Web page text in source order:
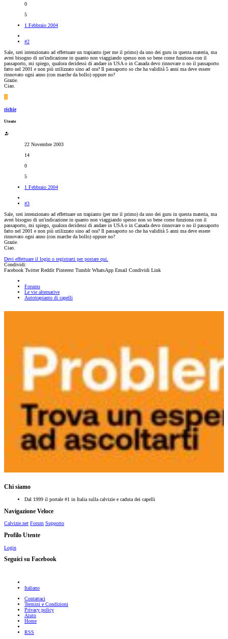
0
5
1 Febbraio 2004
#2
Sale, srei intenzionato ad effettuare un trapianto (per me il primo) da uno dei guru in questa materia, ma
avrei bisogno di un'indicazione in quanto non viaggiando spesso non so bene come funziona con il
passaporto, mi spiego, qualora decidessi di andare in USA o in Canada devo rinnovare o no il passaporto
fatto nel 2001 e non più utilizzato sino ad ora? Il passaporto so che ha validità 5 anni ma deve essere
rinnovato ogni anno (con marche da bollo) oppure no?
Grazie.
Ciao.
R
richie
Utente
22 Novembre 2003
14
0
5
1 Febbraio 2004
#3
Sale, srei intenzionato ad effettuare un trapianto (per me il primo) da uno dei guru in questa materia, ma
avrei bisogno di un'indicazione in quanto non viaggiando spesso non so bene come funziona con il
passaporto, mi spiego, qualora decidessi di andare in USA o in Canada devo rinnovare o no il passaporto
fatto nel 2001 e non più utilizzato sino ad ora? Il passaporto so che ha validità 5 anni ma deve essere
rinnovato ogni anno (con marche da bollo) oppure no?
Grazie.
Ciao.
Devi effettuare il login o registrarti per postare qui.
Condividi:
Facebook Twitter Reddit Pinterest Tumblr WhatsApp Email Condividi Link
Forums
Le vie alternative
Autotrapianto di capelli
Chi siamo
Dal 1999 il portale #1 in Italia sulla calvizie e caduta dei capelli
Navigazione Veloce
Calvizie.net Forum Supporto
Profilo Utente
Login
Seguici su Facebook
Italiano
Contattaci
Termini e Condizioni
Privacy policy
Aiuto
Home
RSS